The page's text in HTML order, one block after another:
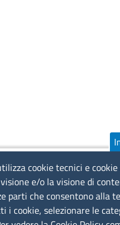
cookie tecnici e
e/o la visione di
parti che consentono alla
i cookie, selezionare le